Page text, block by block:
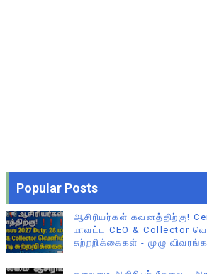
Popular Posts
ஆசிரியர்கள் கவனத்திற்கு!
மாவட்ட CEO & Collector
சுற்றறிக்கைகள் - முழு